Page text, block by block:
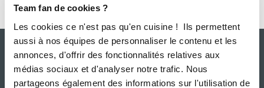
Team fan de cookies ?
Les cookies ce n'est pas qu'en cuisine ! Ils permettent
aussi à nos équipes de personnaliser le contenu et les
annonces, d'offrir des fonctionnalités relatives aux
médias sociaux et d'analyser notre trafic. Nous
partageons également des informations sur l'utilisation de